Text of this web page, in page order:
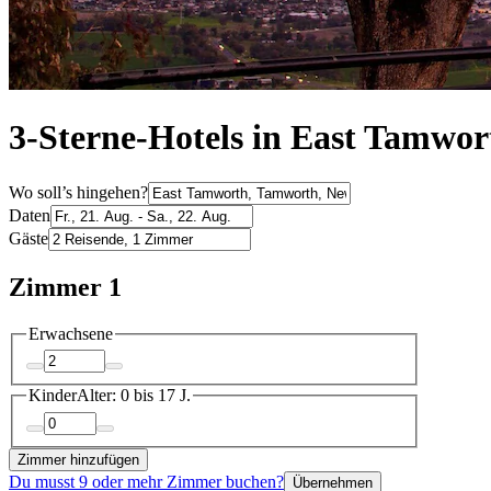
3-Sterne-Hotels in East
Wo soll’s hingehen?
Daten
Gäste
Zimmer 1
Erwachsene
KinderAlter: 0 bis 17 J.
Zimmer hinzufügen
Du musst 9 oder mehr Zimmer buchen? Übernehmen